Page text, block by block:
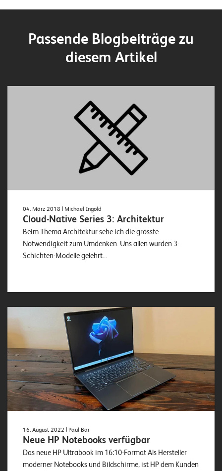
E
©
0
2
e
c
h
e
S
o
l
o
Passende Blogbeiträge zu
diesem Artikel
04. März 2018 | Michael Ingold
Cloud-Native Series 3: Architektur
Beim Thema Architektur sehe ich die grösste
Notwendigkeit zum Umdenken. Uns allen wurden 3-
Schichten-Modelle gelehrt...
16. August 2022 | Paul Bar
Neue HP Notebooks verfügbar
Das neue HP Ultrabook im 16:10-Format Als Hersteller
moderner Notebooks und Bildschirme, ist HP dem Kunden